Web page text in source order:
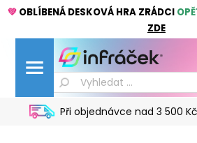
💚 OBLÍBENÁ DESKOVÁ HRA ZRÁDCI
ZDE
Při objednávce nad 3 500